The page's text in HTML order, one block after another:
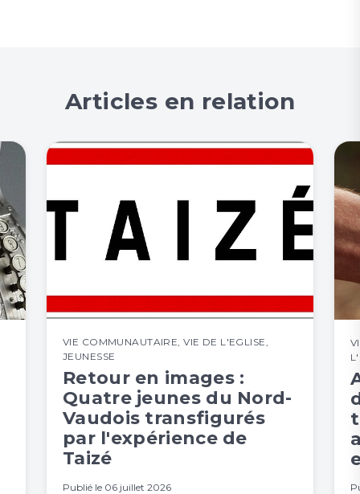
Articles en relation
VIE COMMUNAUTAIRE,VIE DE L'EGLISE,
JEUNESSE
Retour en images :
Quatre jeunes du Nord-
Vaudois transfigurés
par l'expérience de
Taizé
Publié le 06 juillet 2026